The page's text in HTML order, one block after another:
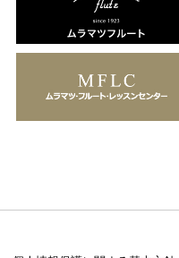
大久保はるか
ブラームス